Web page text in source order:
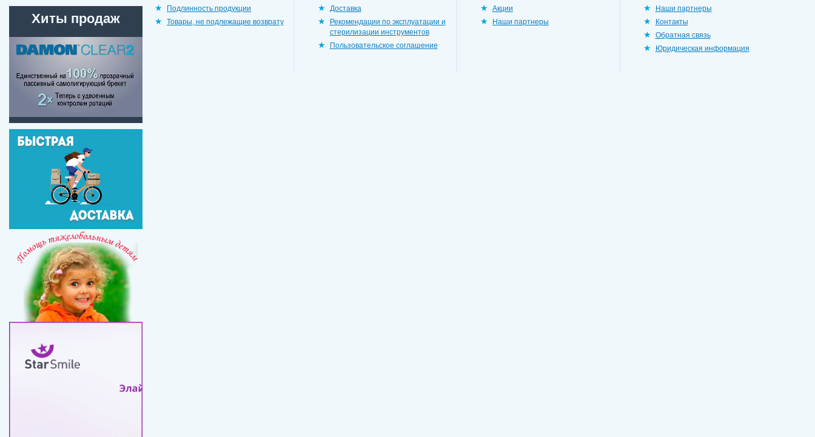
Подлинность продукции
Товары, не подлежащие возврату
Доставка
Рекомендации по эксплуатации и
стерилизации инструментов
Пользовательское соглашение
Акции
Наши партнеры
Наши партнеры
Контакты
Обратная связь
Юридическая информация
Хиты продаж